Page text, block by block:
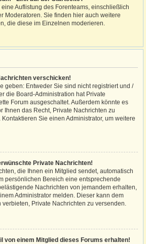
Auflistung des Forenteams, einschließlich
Moderatoren. Sie finden hier auch weitere
die diese im Einzelnen moderieren.
verschicken!
geben: Entweder Sie sind nicht registriert und /
die Board-Administration hat Private
Forum ausgeschaltet. Außerdem könnte es
Ihnen das Recht, Private Nachrichten zu
Sie einen Administrator, um weitere
Private Nachrichten!
die Ihnen ein Mitglied sendet, automatisch
persönlichen Bereich eine entsprechende
Nachrichten von jemandem erhalten,
Administrator melden. Dieser kann dem
Private Nachrichten zu versenden.
von einem Mitglied dieses Forums erhalten!